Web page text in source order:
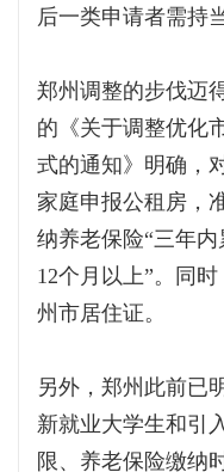
后一类申请者需持
郑州调整的步伐迈
的《关于调整优化
式的通知》明确，
家庭申报公租房，
纳养老保险“三年
12个月以上”。同
州市居住证。
另外，郑州此前已
新就业大学生和引
限、养老保险缴纳